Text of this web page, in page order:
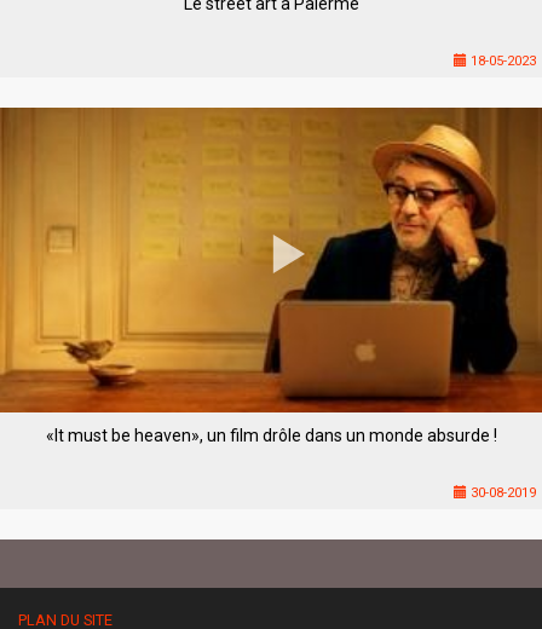
18-05-2023
«It must be heaven», un film drôle dans un monde absurde !
30-08-2019
PLAN DU SITE